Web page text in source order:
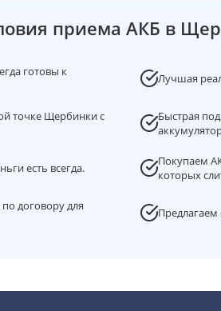
приема АКБ в
готовы к
Лучшая
точке Щербинки с
Быстрая
есть всегда.
Покупаем
которых
договору для
Предлагаем